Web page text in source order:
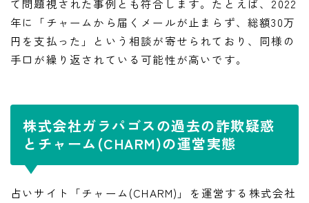
て問題視された事例とも符合します。たとえば、2022
年に「チャームから届くメールが止まらず、総額30万
円を支払った」という相談が寄せられており、同様の
手口が繰り返されている可能性が高いです。
株式会社ガラパゴスの過去の詐欺疑惑
とチャーム(CHARM)の運営実態
占いサイト「チャーム(CHARM)」を運営する株式会社